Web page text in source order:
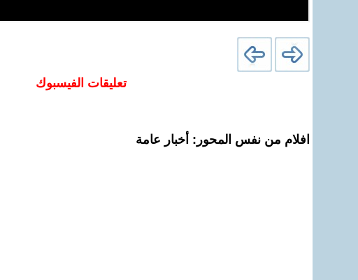
تعليقات الفيسبوك
افلام من نفس المحور: أخبار عامة